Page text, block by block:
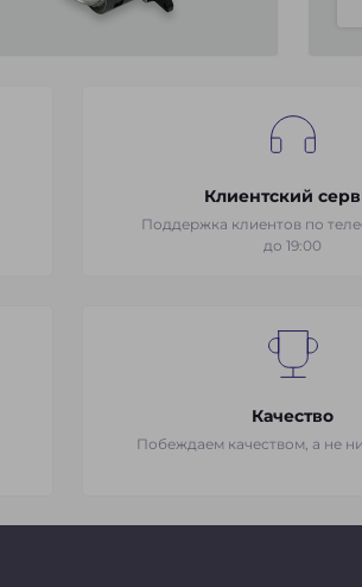
Клиентский
Поддержка клиентов по
до 19:00
Качество
Побеждаем качеством, а не